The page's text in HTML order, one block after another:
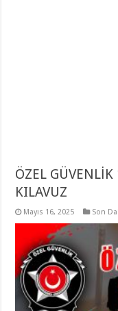
ÖZEL
KILAVUZ
Mayıs 16, 2025 Son